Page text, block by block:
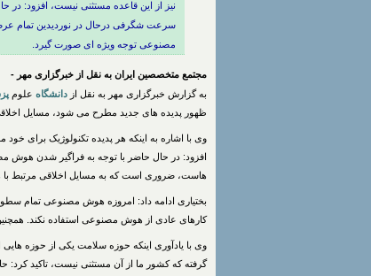
نیز از این قاعده مستثنی نیست، افزود: در
سرعت شگرفی درحال در نوردیدین تمام
مصنوعی توجه ویژه ای صورت گیرد.
مجتمع متخصصین ایران به نقل از خبرگزاری مهر -
به گزارش خبرگزاری مهر به نقل از دانشگاه علوم
ظهور پدیده های جدید مطرح می شود، مسایل
وی با اشاره به اینکه هر پدیده تکنولوژیک برای
افزود: در حال حاضر با توجه به فراگیر شدن هوش
هاست، ضروری است که به مسایل اخلاقی مرتبط
بختیاری ادامه داد: امروزه هوش مصنوعی تمام
کارهای عادی از هوش مصنوعی استفاده نکند.
وی با یادآوری اینکه حوزه سلامت یکی از حوزه
گرفته که کشور ما از آن مستثنی نیست، تاکید